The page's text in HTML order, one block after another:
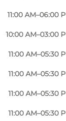
11:00 AM–06:00
10:00 AM–03:00
11:00 AM–05:30
11:00 AM–05:30
11:00 AM–05:30
11:00 AM–05:30
Foto :
©